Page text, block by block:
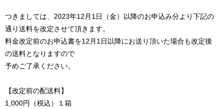
つきましては、2023年12月1日（金）以降のお申込み分より下記の
通り送料を改定させて頂きます。
料金改定前のお申込書を12月1日以降にお送り頂いた場合も改定後
の送料となりますので
予めご了承ください。
【改定前の配送料】
1,000円（税込）１箱